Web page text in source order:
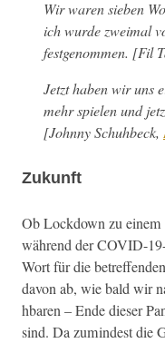
Wir waren sieben
ich wurde zweimal
festgenom­men. [Fil
Jet­zt haben wir uns
mehr spie­len und
[John­ny Schuh­beck,
Zukunft
Ob Lock­down zu
während der COVID-
Wort für die
davon ab, wie bald wir
hbaren – Ende dieser
sind. Da zumin­d­est die